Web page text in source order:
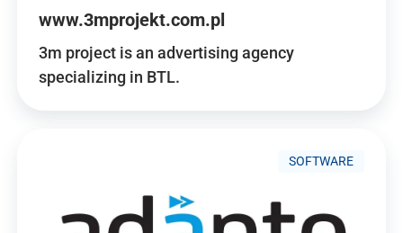
www.3mprojekt.com.pl
3m project is an advertising agency
specializing in BTL.
SOFTWARE